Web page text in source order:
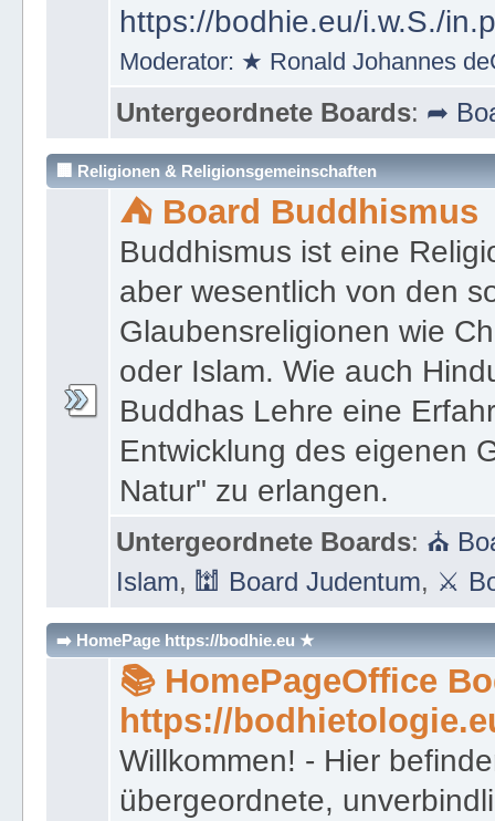
https://bodhie.eu/i.w.S./
Moderator: ★ Ronald Johannes
Untergeordnete Boards: ➦
🏢 Religionen & Religionsgemeinschaften
⛺ Board Buddhismus
Buddhismus ist eine
aber wesentlich von den
Glaubensreligionen wie
oder Islam. Wie auch
Buddhas Lehre eine
Entwicklung des eigenen
Natur" zu erlangen.
Untergeordnete Boards: ⛪
Islam, 🕍 Board Judentum, ⚔
➡️ HomePage https://bodhie.eu ★
📚 HomePageOffice
https://
Willkommen! - Hier
übergeordnete,